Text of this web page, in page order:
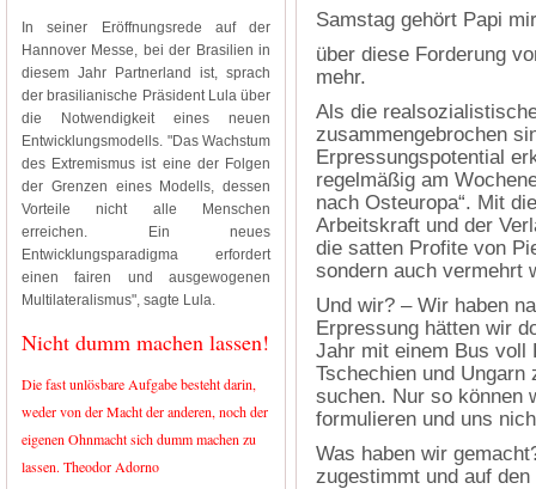
In seiner Eröffnungsrede auf der
Hannover Messe, bei der Brasilien in
diesem Jahr Partnerland ist, sprach
der brasilianische Präsident Lula über
die Notwendigkeit eines neuen
Entwicklungsmodells. "Das Wachstum
des Extremismus ist eine der Folgen
der Grenzen eines Modells, dessen
Vorteile nicht alle Menschen
erreichen. Ein neues
Entwicklungsparadigma erfordert
einen fairen und ausgewogenen
Multilateralismus", sagte Lula.
Nicht dumm machen lassen!
Die fast unlösbare Aufgabe besteht darin,
weder von der Macht der anderen, noch der
eigenen Ohnmacht sich dumm machen zu
lassen. Theodor Adorno
Samstag gehört Papi
über diese Forderung
mehr.
Als die
zusammengebrochen
Erpressungspotential
regelmäßig am
nach Osteuropa“. Mit
Arbeitskraft und der
die satten Profite von
sondern auch vermehrt
Und wir? – Wir haben
Erpressung hätten wir
Jahr mit einem Bus voll
Tschechien und Ungarn
suchen. Nur so können
formulieren und uns
Was haben wir
zugestimmt und auf